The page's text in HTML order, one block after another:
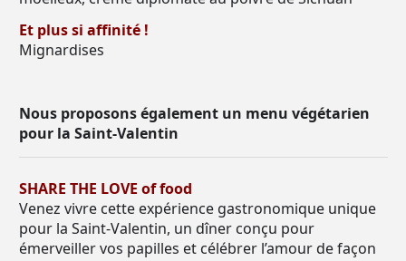
Et plus si affinité !
Mignardises
Nous proposons également un menu végétarien
pour la Saint-Valentin
SHARE THE LOVE of food
Venez vivre cette expérience gastronomique unique
pour la Saint-Valentin, un dîner conçu pour
émerveiller vos papilles et célébrer l’amour de façon